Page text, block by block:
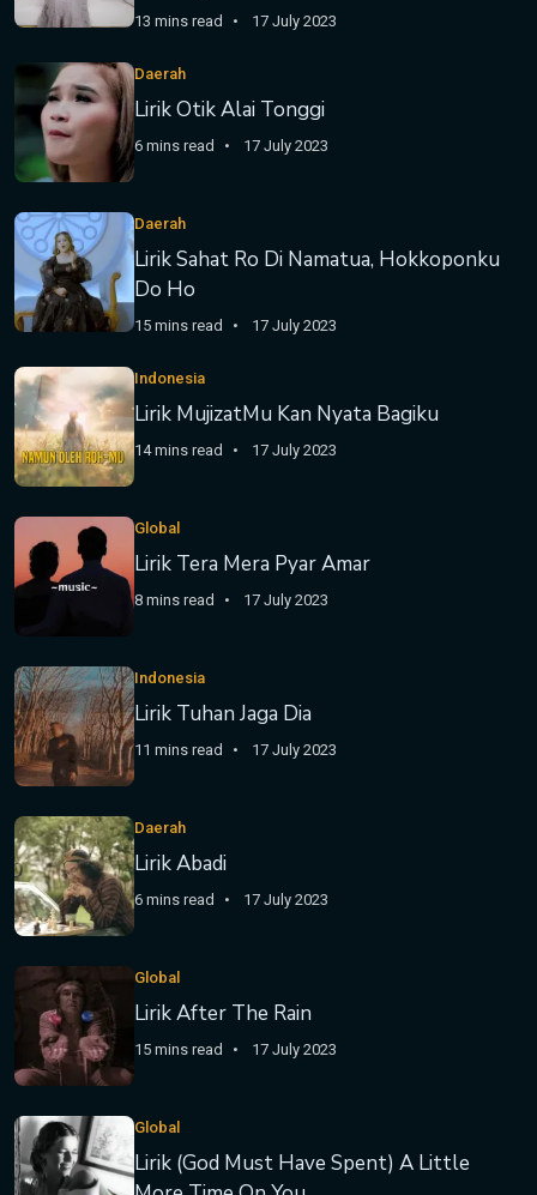
13 mins read 17 July 2023
Daerah
Lirik Otik Alai Tonggi
6 mins read 17 July 2023
Daerah
Lirik Sahat Ro Di Namatua, Hokkoponku
Do Ho
15 mins read 17 July 2023
Indonesia
Lirik MujizatMu Kan Nyata Bagiku
14 mins read 17 July 2023
Global
Lirik Tera Mera Pyar Amar
8 mins read 17 July 2023
Indonesia
Lirik Tuhan Jaga Dia
11 mins read 17 July 2023
Daerah
Lirik Abadi
6 mins read 17 July 2023
Global
Lirik After The Rain
15 mins read 17 July 2023
Global
Lirik (God Must Have Spent) A Little